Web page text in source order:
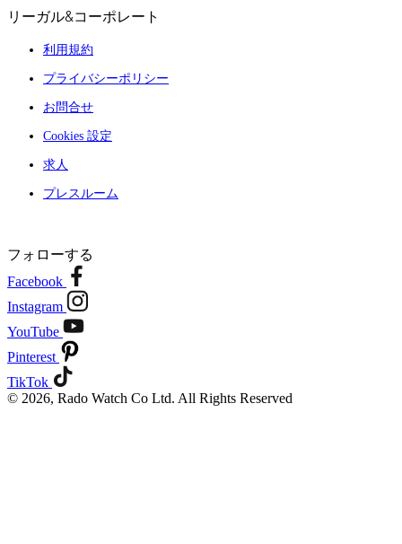
リーガル&コーポレート
利用規約
プライバシーポリシー
お問合せ
Cookies 設定
求人
プレスルーム
フォローする
Facebook
Instagram
YouTube
Pinterest
TikTok
© 2026, Rado Watch Co Ltd. All Rights Reserved